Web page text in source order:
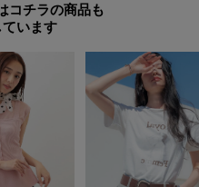
コチラの商品も
います